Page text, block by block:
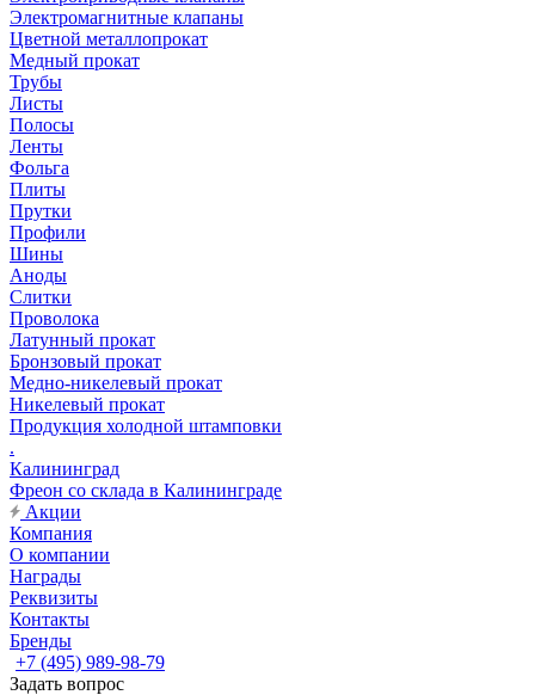
Электромагнитные клапаны
Цветной металлопрокат
Медный прокат
Трубы
Листы
Полосы
Ленты
Фольга
Плиты
Прутки
Профили
Шины
Аноды
Слитки
Проволока
Латунный прокат
Бронзовый прокат
Медно-никелевый прокат
Никелевый прокат
Продукция холодной штамповки
.
Калининград
Фреон со склада в Калининграде
Акции
Компания
О компании
Награды
Реквизиты
Контакты
Бренды
+7 (495) 989-98-79
Задать вопрос